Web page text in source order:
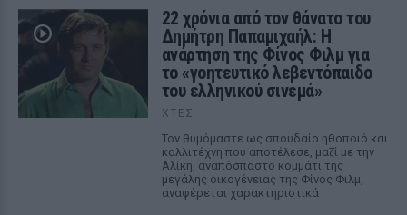
22 χρόνια από τον θάνατο του
Δημήτρη Παπαμιχαήλ: Η
ανάρτηση της Φίνος Φιλμ για
το «γοητευτικό λεβεντόπαιδο
του ελληνικού σινεμά»
ΧΤΕΣ
Τον θυμόμαστε ως σπουδαίο ηθοποιό και
καλλιτέχνη που αποτέλεσε, μαζί με την
Αλίκη, αναπόσπαστο κομμάτι της
μεγάλης οικογένειας της Φίνος Φιλμ,
αναφέρεται χαρακτηριστικά